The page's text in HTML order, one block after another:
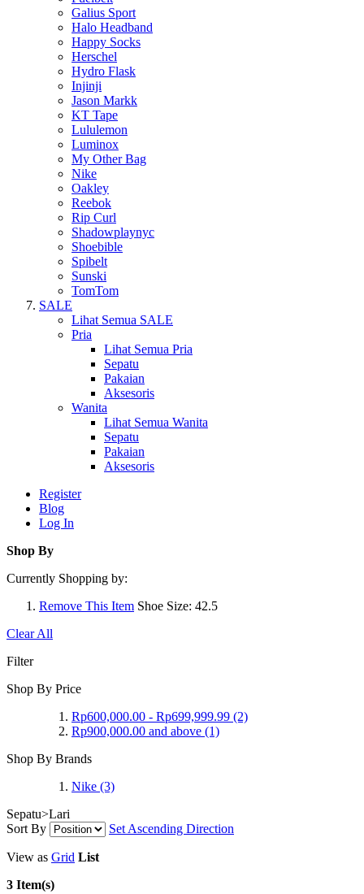
Galius Sport
Halo Headband
Happy Socks
Herschel
Hydro Flask
Injinji
Jason Markk
KT Tape
Lululemon
Luminox
My Other Bag
Nike
Oakley
Reebok
Rip Curl
Shadowplaynyc
Shoebible
Spibelt
Sunski
TomTom
SALE
Lihat Semua SALE
Pria
Lihat Semua Pria
Sepatu
Pakaian
Aksesoris
Wanita
Lihat Semua Wanita
Sepatu
Pakaian
Aksesoris
Register
Blog
Log In
Shop By
Currently Shopping by:
Remove This Item Shoe Size: 42.5
Clear All
Filter
Shop By Price
Rp600,000.00 - Rp699,999.99 (2)
Rp900,000.00 and above (1)
Shop By Brands
Nike (3)
Sepatu>Lari
Sort By
Set Ascending Direction
View as Grid List
3 Item(s)